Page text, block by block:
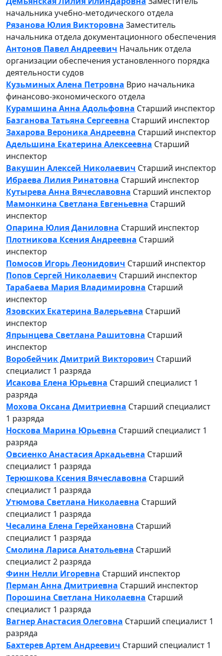
начальника учебно-методического отдела
Рязанова Юлия Викторовна Заместитель
начальника отдела документационного обеспечения
Антонов Павел Андреевич Начальник отдела
организации обеспечения установленного порядка
деятельности судов
Кузьминых Алена Петровна Врио начальника
финансово-экономического отдела
Курамшина Анна Адольфовна Старший инспектор
Базганова Татьяна Сергеевна Старший инспектор
Захарова Вероника Андреевна Старший инспектор
Адельшина Екатерина Алексеевна Старший
инспектор
Вакушин Алексей Николаевич Старший инспектор
Ибраева Лилия Ринатовна Старший инспектор
Кутырева Анна Вячеславовна Старший инспектор
Мамонкина Светлана Евгеньевна Старший
инспектор
Опарина Юлия Даниловна Старший инспектор
Плотникова Ксения Андреевна Старший
инспектор
Помосов Игорь Леонидович Старший инспектор
Попов Сергей Николаевич Старший инспектор
Тарабаева Мария Владимировна Старший
инспектор
Язовских Екатерина Валерьевна Старший
инспектор
Япрынцева Светлана Рашитовна Старший
инспектор
Воробейчик Дмитрий Викторович Старший
специалист 1 разряда
Исакова Елена Юрьевна Старший специалист 1
разряда
Мохова Оксана Дмитриевна Старший специалист
1 разряда
Носкова Марина Юрьевна Старший специалист 1
разряда
Овсиенко Анастасия Аркадьевна Старший
специалист 1 разряда
Терюшкова Ксения Вячеславовна Старший
специалист 1 разряда
Утюмова Светлана Николаевна Старший
специалист 1 разряда
Чесалина Елена Герейхановна Старший
специалист 1 разряда
Смолина Лариса Анатольевна Старший
специалист 2 разряда
Финн Нелли Игоревна Старший инспектор
Перман Анна Дмитриевна Старший инспектор
Порошина Светлана Николаевна Старший
специалист 1 разряда
Вагнер Анастасия Олеговна Старший специалист 1
разряда
Бахтерев Артем Андреевич Старший специалист 1